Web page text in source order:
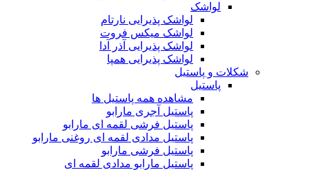
لواشک
لواشک پذیرایی نارتام
لواشک میکس فروت
لواشک پذیرایی آذر آدا
لواشک پذیرایی همپا
شکلات و پاستیل
پاستیل
مشاهده همه پاستیل ها
پاستیل آجری مارابو
پاستیل فرشی لقمه ای مارابو
پاستیل مدادی لقمه ای روغنی مارابو
پاستیل فرشی مارابو
پاستیل مارابو مدادی لقمه ای